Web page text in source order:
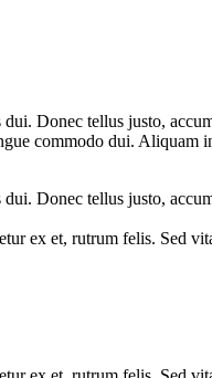
Donec tellus justo,
commodo dui. Aliquam
Donec tellus justo,
ex et, rutrum felis. Sed